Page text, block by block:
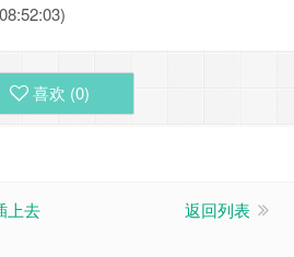
喜欢 (0)
上去
返回列表